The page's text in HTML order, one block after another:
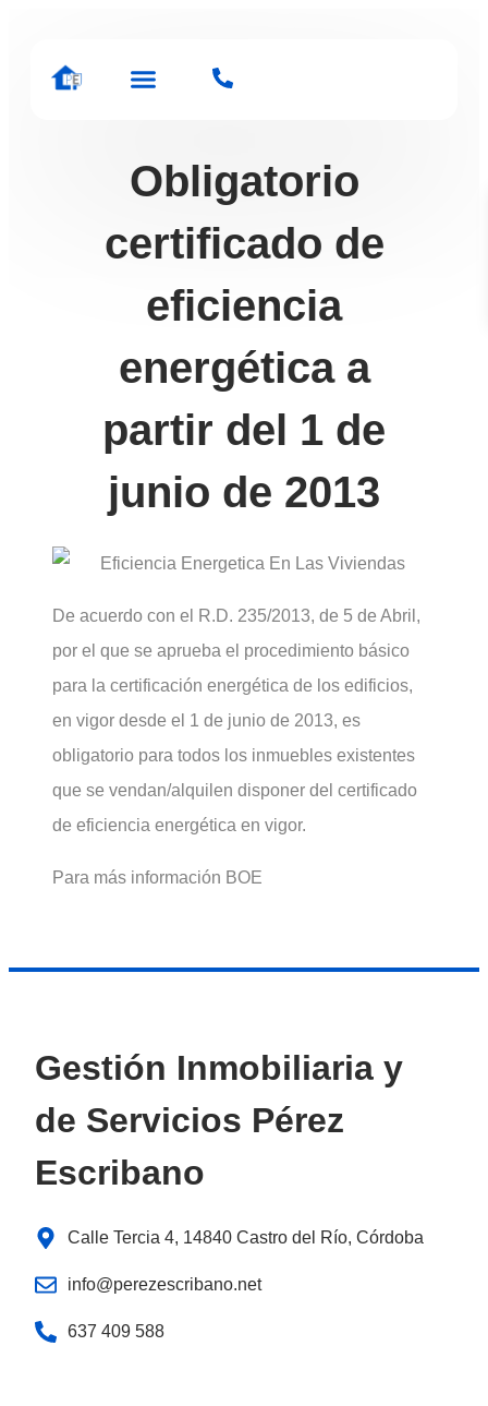
Obligatorio
certificado de
eficiencia
energética a
partir del 1 de
junio de 2013
De acuerdo con el R.D. 235/2013, de 5 de Abril,
por el que se aprueba el procedimiento básico
para la certificación energética de los edificios,
en vigor desde el 1 de junio de 2013, es
obligatorio para todos los inmuebles existentes
que se vendan/alquilen disponer del certificado
de eficiencia energética en vigor.
Para más información BOE
Gestión Inmobiliaria y
de Servicios Pérez
Escribano
Calle Tercia 4, 14840 Castro del Río, Córdoba
info@perezescribano.net
637 409 588